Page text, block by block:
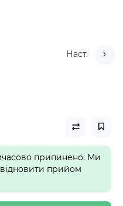
Наст.
припинено. Ми
прийом